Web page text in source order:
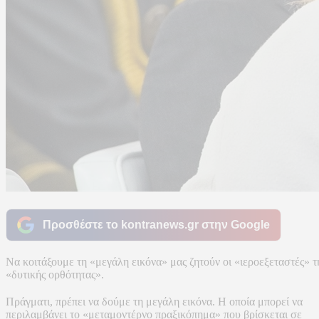
Προσθέστε το kontranews.gr στην Google
Να κοιτάξουμε τη «μεγάλη εικόνα» μας ζητούν οι «ιεροεξεταστές»
«δυτικής ορθότητας».
Πράγματι, πρέπει να δούμε τη μεγάλη εικόνα. Η οποία μπορεί να
περιλαμβάνει το «μεταμοντέρνο πραξικόπημα» που βρίσκεται σε